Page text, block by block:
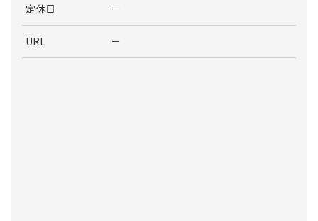
定休日 －
URL －